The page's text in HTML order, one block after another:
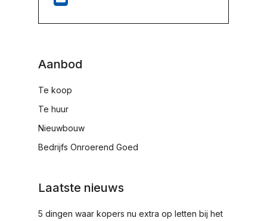
Aanbod
Te koop
Te huur
Nieuwbouw
Bedrijfs Onroerend Goed
Laatste nieuws
5 dingen waar kopers nu extra op letten bij het